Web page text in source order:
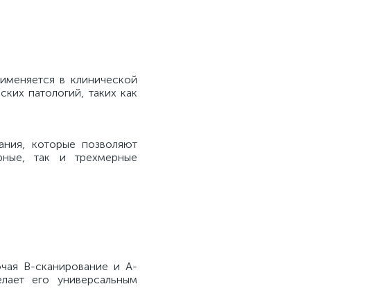
в клинической
патологий, таких как
которые позволяют
так и трехмерные
B-сканирование и A-
его универсальным